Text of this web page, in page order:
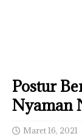
Postur
Nyaman
Maret 16, 2021